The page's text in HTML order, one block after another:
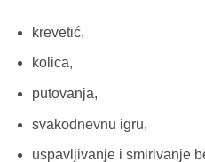
krevetić,
kolica,
putovanja,
svakodnevnu igru,
uspavljivanje i smirivanje